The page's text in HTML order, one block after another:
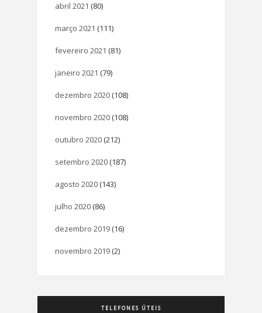
abril 2021 (80)
março 2021 (111)
fevereiro 2021 (81)
janeiro 2021 (79)
dezembro 2020 (108)
novembro 2020 (108)
outubro 2020 (212)
setembro 2020 (187)
agosto 2020 (143)
julho 2020 (86)
dezembro 2019 (16)
novembro 2019 (2)
TELEFONES ÚTEIS